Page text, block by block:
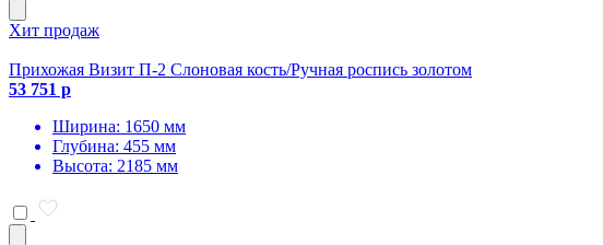
Хит продаж
Прихожая Визит П-2 Слоновая кость/Ручная роспись золотом
53 751 р
Ширина: 1650 мм
Глубина: 455 мм
Высота: 2185 мм